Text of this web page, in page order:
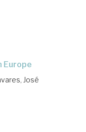
Europe
José